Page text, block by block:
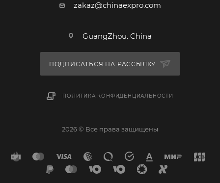
zakaz@chinaexpro.com
GuangZhou. China
ПОДПИСАТЬСЯ НА РАССЫЛКУ
ПОЛИТИКА КОНФИДЕНЦИАЛЬНОСТИ
2026 © Все права защищены